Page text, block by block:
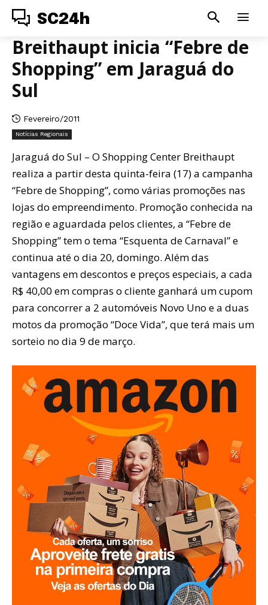
SC24h
Breithaupt inicia “Febre de
Shopping” em Jaraguá do
Sul
Fevereiro/2011
Notícias Regionais
Jaraguá do Sul – O Shopping Center Breithaupt
realiza a partir desta quinta-feira (17) a campanha
“Febre de Shopping”, como várias promoções nas
lojas do empreendimento. Promoção conhecida na
região e aguardada pelos clientes, a “Febre de
Shopping” tem o tema “Esquenta de Carnaval” e
continua até o dia 20, domingo. Além das
vantagens em descontos e preços especiais, a cada
R$ 40,00 em compras o cliente ganhará um cupom
para concorrer a 2 automóveis Novo Uno e a duas
motos da promoção “Doce Vida”, que terá mais um
sorteio no dia 9 de março.